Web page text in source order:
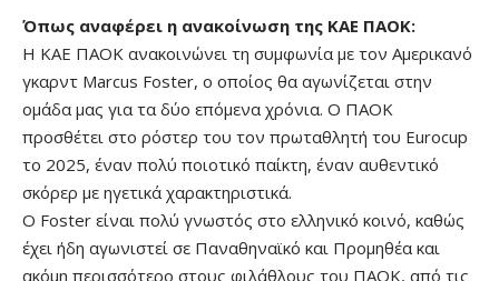
Όπως αναφέρει η ανακοίνωση της ΚΑΕ ΠΑΟΚ:
Η ΚΑΕ ΠΑΟΚ ανακοινώνει τη συμφωνία με τον Αμερικανό
γκαρντ Marcus Foster, ο οποίος θα αγωνίζεται στην
ομάδα μας για τα δύο επόμενα χρόνια. Ο ΠΑΟΚ
προσθέτει στο ρόστερ του τον πρωταθλητή του Eurocup
το 2025, έναν πολύ ποιοτικό παίκτη, έναν αυθεντικό
σκόρερ με ηγετικά χαρακτηριστικά.
Ο Foster είναι πολύ γνωστός στο ελληνικό κοινό, καθώς
έχει ήδη αγωνιστεί σε Παναθηναϊκό και Προμηθέα και
ακόμη περισσότερο στους φιλάθλους του ΠΑΟΚ, από τις